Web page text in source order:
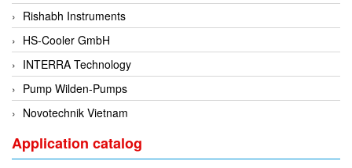
ERICHSEN
Erinda/Delta
ESA Automation Vietnam
Esa Pyronics
Euchner
Eurotherm Vietnam
Rishabh Instruments
HS-Cooler GmbH
INTERRA Technology
Pump Wilden-Pumps
Novotechnik Vietnam
Application catalog